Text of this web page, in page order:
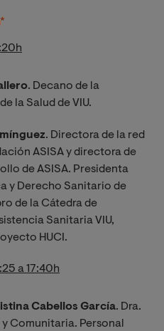
. Decano de la
la Salud de VIU.
. Directora de la red
ASISA y directora de
de ASISA. Presidenta
y Derecho Sanitario de
de la Cátedra de
Sanitaria VIU,
HUCI.
a 17:40h
Cabellos García. Dra.
Comunitaria. Personal